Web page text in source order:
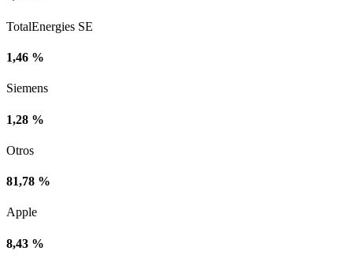
TotalEnergies SE
1,46 %
Siemens
1,28 %
Otros
81,78 %
Apple
8,43 %